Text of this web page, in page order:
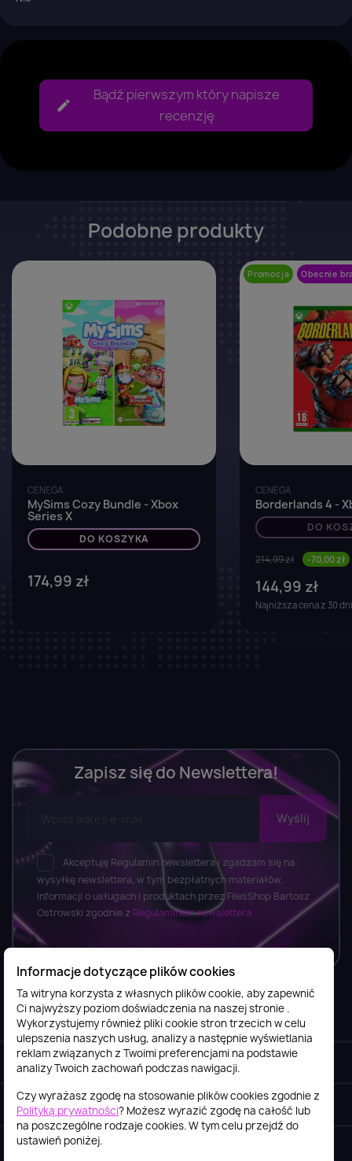
Bądź pierwszym który napisze
recenzję
Podobne produkty
CENEGA
MySims Cozy Bundle - Xbox
Series X
DO KOSZYKA
174,99 zł
Promocja Obecnie
CENEGA
Borderlands 4 -
DO
214,99 zł -70,00 zł
144,99 zł
Najniższa cena z 30
Zapisz się do Newslettera!
Akceptuję Regulamin newslettera i zgadzam się na
wysyłkę newslettera, w tym bezpłatnych materiałów,
informacji o usługach i produktach przez FilesShop Bartosz
Ostrowski zgodnie z Regulaminem newslettera.
Informacje
Obsługa klienta
Szybki kontakt keyboard_arrow_down
Informacje dotyczące plików cookies
Ta witryna korzysta z własnych plików cookie, aby zapewnić
Ci najwyższy poziom doświadczenia na naszej stronie .
Wykorzystujemy również pliki cookie stron trzecich w celu
ulepszenia naszych usług, analizy a następnie wyświetlania
reklam związanych z Twoimi preferencjami na podstawie
analizy Twoich zachowań podczas nawigacji.
Czy wyrażasz zgodę na stosowanie plików cookies zgodnie z
Polityką prywatności? Możesz wyrazić zgodę na całość lub
na poszczególne rodzaje cookies. W tym celu przejdź do
ustawień poniżej.